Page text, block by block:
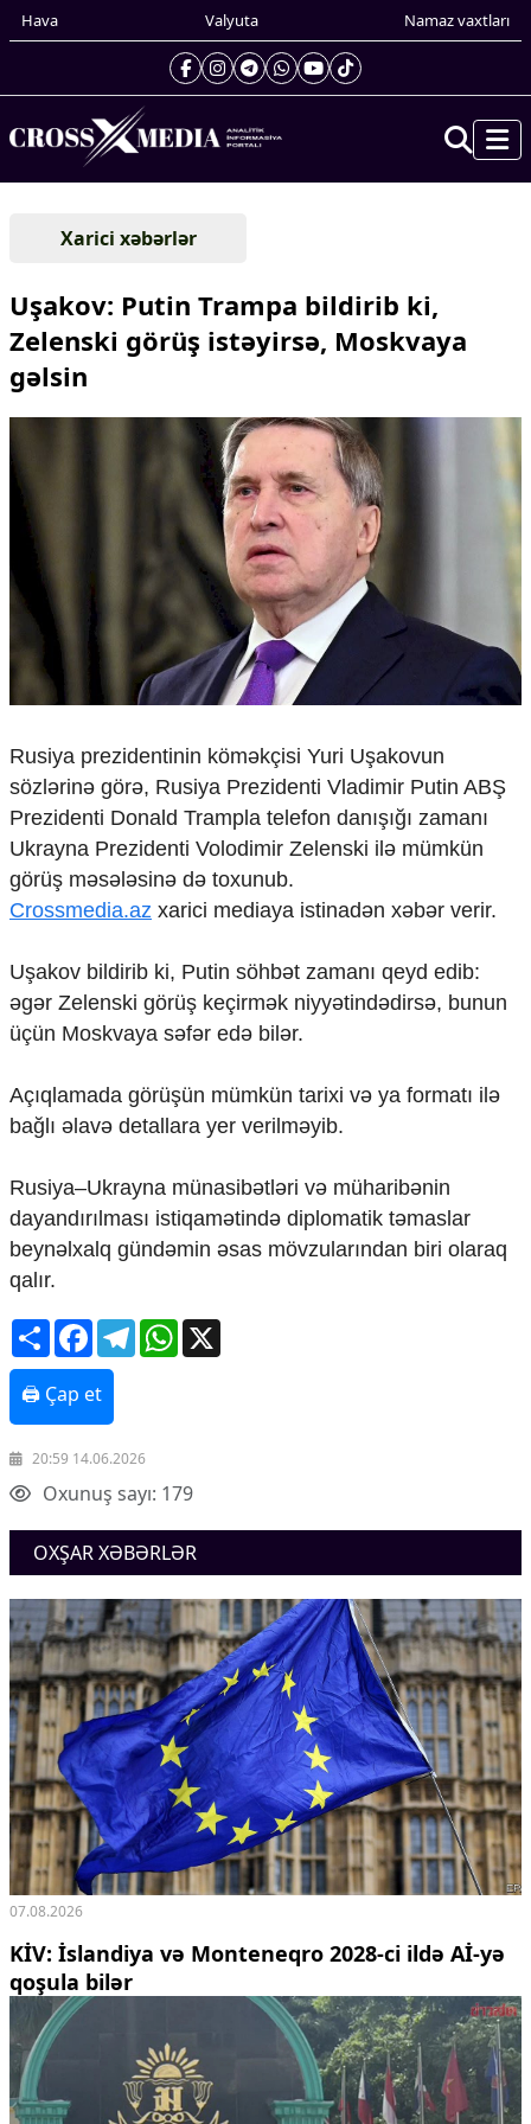
Hava Valyuta Namaz vaxtları
Gündəm
Xarici xəbərlər
Cənubi Qafqaz
Türk Dünyası
Avropa
Təhlil
Siyasi
Geosiyasi
Sosioloji
Multimedia
Foto
Video
İnfoqrafika
Podcast
Elm və təhsil
Mədəniyyət
Diaspor
Yüksəliş hekayəsi
Zəfər Diasporu
Səhiyyə
Turizm
İqtisadiyyat
İqtisadi xəbərlər
Energetika
Neft-qaz
Əmək və sosial siyasət
Kənd təsərrüfatı
Hərbi sənaye
Telekommunikasiya və nəqliyyat
COP29
Cəmiyyət
Crossmedia.az - 1 yaş
Siyasət
Ekologiya
Zəfər - 5
Gənclər və İdman
Media və QHT
Hadisə
Sağlamlıq
Sosium
Mənəvi dəyərlər
Texnologiya
Mətbuat-150
Əlaqə
Missiyamız
Xarici xəbərlər
Uşakov: Putin Trampa bildirib ki,
Zelenski görüş istəyirsə, Moskvaya
gəlsin
Rusiya prezidentinin köməkçisi Yuri Uşakovun
sözlərinə görə, Rusiya Prezidenti Vladimir Putin ABŞ
Prezidenti Donald Trampla telefon danışığı zamanı
Ukrayna Prezidenti Volodimir Zelenski ilə mümkün
görüş məsələsinə də toxunub.
Crossmedia.az xarici mediaya istinadən xəbər verir.
Uşakov bildirib ki, Putin söhbət zamanı qeyd edib:
əgər Zelenski görüş keçirmək niyyətindədirsə, bunun
üçün Moskvaya səfər edə bilər.
Açıqlamada görüşün mümkün tarixi və ya formatı ilə
bağlı əlavə detallara yer verilməyib.
Rusiya–Ukrayna münasibətləri və müharibənin
dayandırılması istiqamətində diplomatik təmaslar
beynəlxalq gündəmin əsas mövzularından biri olaraq
qalır.
ShareFacebookTelegramWhatsApp
🖨 Çap et
20:59 14.06.2026
Oxunuş sayı: 179
OXŞAR XƏBƏRLƏR
07.08.2026
KİV: İslandiya və Monteneqro 2028-ci ildə Aİ-yə
qoşula bilər